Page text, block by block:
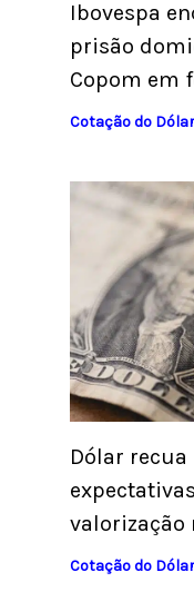
Ibovespa
prisão
Copom em
Cotação do Dólar
Dólar recua
valorização
Cotação do Dólar